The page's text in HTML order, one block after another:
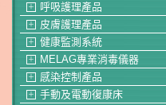
＋ 呼吸護理產品
＋ 皮膚護理產品
＋ 健康監測系統
＋ MELAG專業消毒儀器
＋ 感染控制產品
＋ 手動及電動復康床